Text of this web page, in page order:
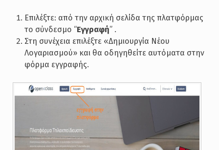
Επιλέξτε: από την αρχική σελίδα της πλατφόρμας
το σύνδεσμο “Εγγραφή” .
Στη συνέχεια επιλέξτε «Δημιουργία Νέου
Λογαριασμού» και θα οδηγηθείτε αυτόματα στην
φόρμα εγγραφής.